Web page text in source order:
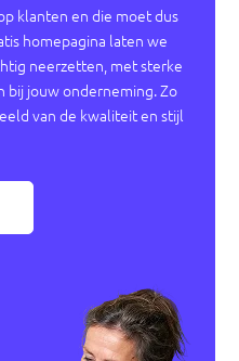
klanten en die moet dus
homepagina laten we
neerzetten, met sterke
bij jouw onderneming. Zo
van de kwaliteit en stijl